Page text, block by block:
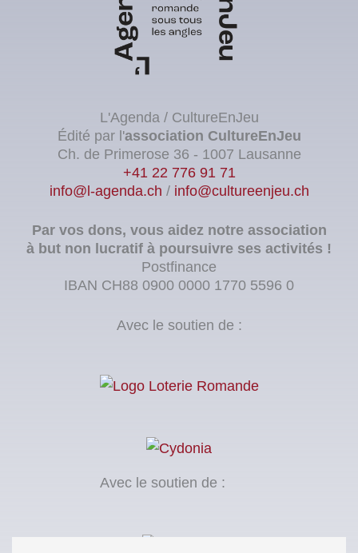
L'Agenda / CultureEnJeu
Édité par l'association CultureEnJeu
Ch. de Primerose 36 - 1007 Lausanne
+41 22 776 91 71
info@l-agenda.ch / info@cultureenjeu.ch
Par vos dons, vous aidez notre association
à but non lucratif à poursuivre ses activités !
Postfinance
IBAN CH88 0900 0000 1770 5596 0
Avec le soutien de :
Avec le soutien de :